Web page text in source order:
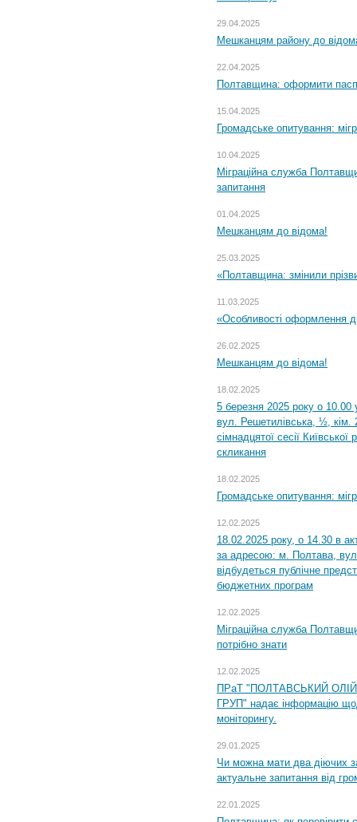
29.04.2025
Мешканцям району до
22.04.2025
Полтавщина: оформити
15.04.2025
Громадське опитування:
10.04.2025
Міграційна служба
запитання
01.04.2025
Мешканцям до відома!
25.03.2025
«Полтавщина: змінили
11.03.2025
«Особливості оформлення
26.02.2025
Мешканцям до відома!
18.02.2025
5 березня 2025 року о 10.00
вул. Решетилівська, ½, кім.
сімнадцятої сесії
скликання
18.02.2025
Громадське опитування:
12.02.2025
18.02.2025 року, о 14.30 в
за адресою: м. Полтава,
відбудеться публічне
бюджетних програм
12.02.2025
Міграційна служба
потрібно знати
12.02.2025
ПРаТ "ПОЛТАВСЬКИЙ
ГРУП" надає інформацію
моніторингу.
29.01.2025
Чи можна мати два діючих
актуальне запитання від
22.01.2025